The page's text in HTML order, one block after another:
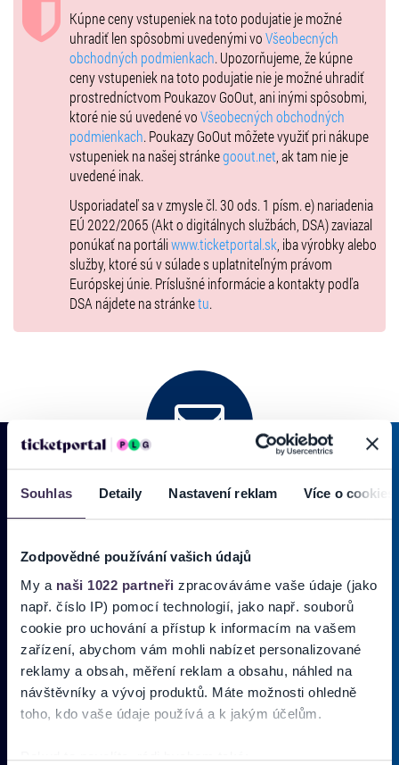
Souhlas Detaily Nastavení reklam Více o cookies
Zodpovědné používání vašich údajů
My a naši 1022 partneři zpracováváme vaše údaje (jako
např. číslo IP) pomocí technologií, jako např. souborů
cookie pro uchování a přístup k informacím na vašem
zařízení, abychom vám mohli nabízet personalizované
reklamy a obsah, měření reklam a obsahu, náhled na
návštěvníky a vývoj produktů. Máte možnosti ohledně
toho, kdo vaše údaje používá a k jakým účelům.
Pokud to povolíte, rádi bychom také:
Kúpne ceny vstupeniek na toto podujatie je možné
uhradiť len spôsobmi uvedenými voVšeobecných
obchodných podmienkach. Upozorňujeme, že kúpne
ceny vstupeniek na toto podujatie nie je možné uhradiť
prostredníctvom Poukazov GoOut, ani inými spôsobmi,
ktoré nie sú uvedené voVšeobecných obchodných
podmienkach. Poukazy GoOut môžete využiť pri nákupe
vstupeniek na našej stránkegoout.net , ak tam nie je
uvedené inak.
Usporiadateľ sa v zmysle čl. 30 ods. 1 písm. e) nariadenia
EÚ 2022/2065 (Akt o digitálnych službách, DSA) zaviazal
ponúkať na portáliwww.ticketportal.sk , iba výrobky alebo
služby, ktoré sú v súlade s uplatniteľným právom
Európskej únie. Príslušné informácie a kontakty podľa
DSA nájdete na stránketu.
PRIHLÁSIŤ SA KODBERU NOVINIEK
ponuky priamo do doručenej pošty.
Vložte svoj email
Zadajte svoju e-mailovú adresu, na ktorú vám budeme zasielať
Používateľ súhlasí s OBCHODNÝMI PODMIENKAMI predajnej siete
Ticketportal. (* povinné)